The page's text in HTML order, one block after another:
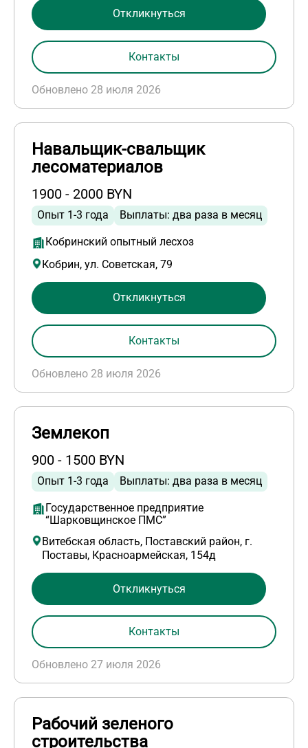
Обновлено 28 июля 2026
Откликнуться
Контакты
Навальщик-свальщик
лесоматериалов
1900 - 2000 BYN
Опыт 1-3 года Выплаты: два раза в месяц
Кобринский опытный лесхоз
Кобрин, ул. Советская, 79
Обновлено 28 июля 2026
Откликнуться
Контакты
Землекоп
900 - 1500 BYN
Опыт 1-3 года Выплаты: два раза в месяц
Государственное предприятие
“Шарковщинское ПМС”
Витебская область, Поставский район, г.
Поставы, Красноармейская, 154д
Обновлено 27 июля 2026
Откликнуться
Контакты
Рабочий зеленого
строительства